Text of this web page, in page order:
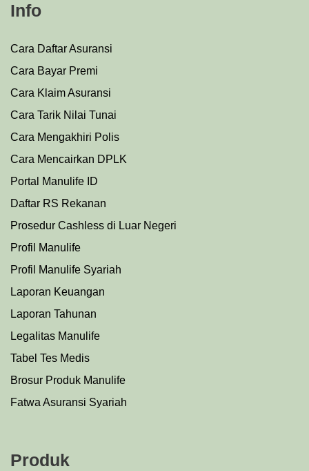
Info
Cara Daftar Asuransi
Cara Bayar Premi
Cara Klaim Asuransi
Cara Tarik Nilai Tunai
Cara Mengakhiri Polis
Cara Mencairkan DPLK
Portal Manulife ID
Daftar RS Rekanan
Prosedur Cashless di Luar Negeri
Profil Manulife
Profil Manulife Syariah
Laporan Keuangan
Laporan Tahunan
Legalitas Manulife
Tabel Tes Medis
Brosur Produk Manulife
Fatwa Asuransi Syariah
Produk